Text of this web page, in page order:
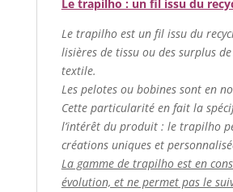
Le trapilho : un fil issu du
Le trapilho est un fil issu du
lisières de tissu ou des surplus
textile.
Les pelotes ou bobines sont en
Cette particularité en fait la
l’intérêt du produit : le trapilho
créations uniques et
La gamme de trapilho est en
évolution, et ne permet pas le